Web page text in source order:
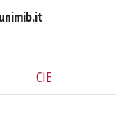
CIE